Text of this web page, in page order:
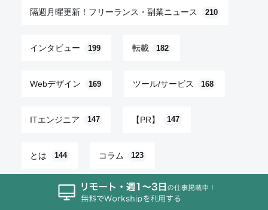
隔週月曜更新！フリーランス・副業ニュース 210
インタビュー 199 転載 182
Webデザイン 169 ツール/サービス 168
ITエンジニア 147 【PR】 147
とは 144 コラム 123
仕事効率化 112 SEO 107